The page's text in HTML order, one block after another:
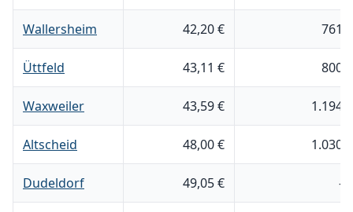
Wallersheim 42,20 € 761
Üttfeld 43,11 € 800
Waxweiler 43,59 € 1.194
Altscheid 48,00 € 1.030
Dudeldorf 49,05 € -